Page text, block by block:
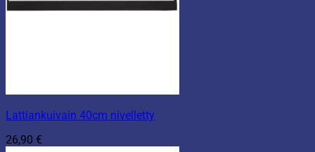
Lattiankuivain 40cm nivelletty
26,90 €